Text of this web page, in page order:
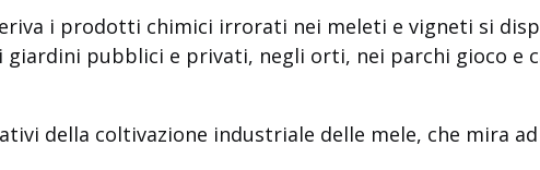
i prodotti chimici irrorati nei meleti e vigneti si
giardini pubblici e privati, negli orti, nei parchi gioco e
della coltivazione industriale delle mele, che mira